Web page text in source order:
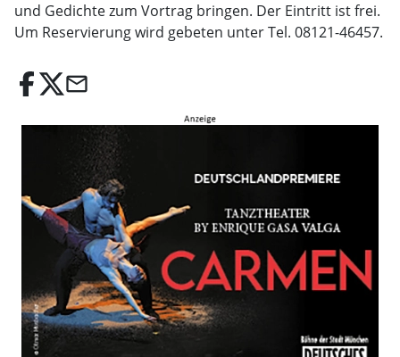
und Gedichte zum Vortrag bringen. Der Eintritt ist frei.
Um Reservierung wird gebeten unter Tel. 08121-46457.
email